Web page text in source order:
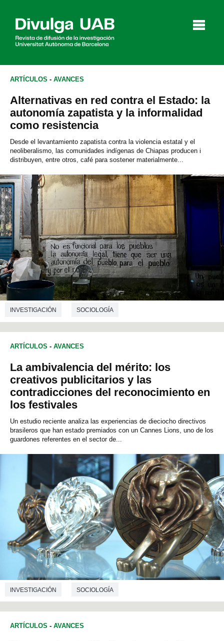
Agenda
English Català
BUSCAR
ARTÍCULOS - AVANCES
Alternativas en red contra el Estado: la
autonomía zapatista y la informalidad
como resistencia
Desde el levantamiento zapatista contra la violencia estatal y el
neoliberalismo, las comunidades indígenas de Chiapas producen i
distribuyen, entre otros, café para sostener materialmente...
INVESTIGACIÓN SOCIOLOGÍA
ARTÍCULOS - AVANCES
La ambivalencia del mérito: los
creativos publicitarios y las
contradicciones del reconocimiento en
los festivales
Un estudio reciente analiza las experiencias de dieciocho directivos
brasileros que han estado premiados con un Cannes Lions, uno de los
guardones referentes en el sector de...
INVESTIGACIÓN SOCIOLOGÍA
CIENCIAS DE LA COMUNICACIÓN
ARTÍCULOS - AVANCES